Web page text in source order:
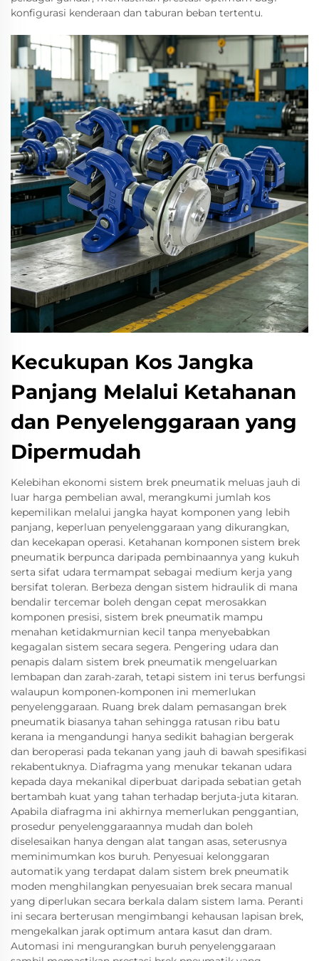
konfigurasi kenderaan dan taburan beban tertentu.
Kecukupan Kos Jangka
Panjang Melalui Ketahanan
dan Penyelenggaraan yang
Dipermudah
Kelebihan ekonomi sistem brek pneumatik meluas jauh di
luar harga pembelian awal, merangkumi jumlah kos
kepemilikan melalui jangka hayat komponen yang lebih
panjang, keperluan penyelenggaraan yang dikurangkan,
dan kecekapan operasi. Ketahanan komponen sistem brek
pneumatik berpunca daripada pembinaannya yang kukuh
serta sifat udara termampat sebagai medium kerja yang
bersifat toleran. Berbeza dengan sistem hidraulik di mana
bendalir tercemar boleh dengan cepat merosakkan
komponen presisi, sistem brek pneumatik mampu
menahan ketidakmurnian kecil tanpa menyebabkan
kegagalan sistem secara segera. Pengering udara dan
penapis dalam sistem brek pneumatik mengeluarkan
lembapan dan zarah-zarah, tetapi sistem ini terus berfungsi
walaupun komponen-komponen ini memerlukan
penyelenggaraan. Ruang brek dalam pemasangan brek
pneumatik biasanya tahan sehingga ratusan ribu batu
kerana ia mengandungi hanya sedikit bahagian bergerak
dan beroperasi pada tekanan yang jauh di bawah spesifikasi
rekabentuknya. Diafragma yang menukar tekanan udara
kepada daya mekanikal diperbuat daripada sebatian getah
bertambah kuat yang tahan terhadap berjuta-juta kitaran.
Apabila diafragma ini akhirnya memerlukan penggantian,
prosedur penyelenggaraannya mudah dan boleh
diselesaikan hanya dengan alat tangan asas, seterusnya
meminimumkan kos buruh. Penyesuai kelonggaran
automatik yang terdapat dalam sistem brek pneumatik
moden menghilangkan penyesuaian brek secara manual
yang diperlukan secara berkala dalam sistem lama. Peranti
ini secara berterusan mengimbangi kehausan lapisan brek,
mengekalkan jarak optimum antara kasut dan dram.
Automasi ini mengurangkan buruh penyelenggaraan